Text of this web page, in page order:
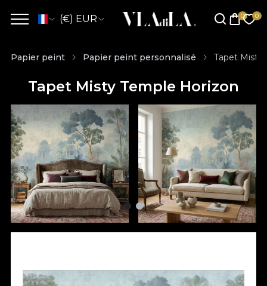
(€) EUR
Papier peint Papier peint personnalisé Tapet Misty
Tapet Misty Temple Horizon